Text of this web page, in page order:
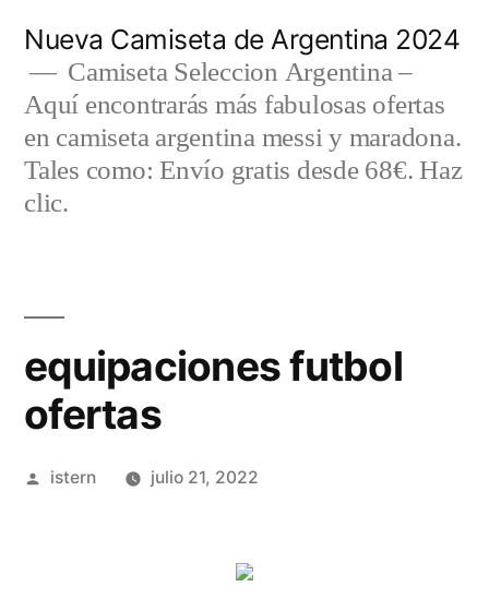
contenido
Nueva Camiseta de Argentina 2024
Camiseta Seleccion Argentina –
Aquí encontrarás más fabulosas ofertas
en camiseta argentina messi y maradona.
Tales como: Envío gratis desde 68€. Haz
clic.
equipaciones futbol
ofertas
Publicado
istern julio 21, 2022